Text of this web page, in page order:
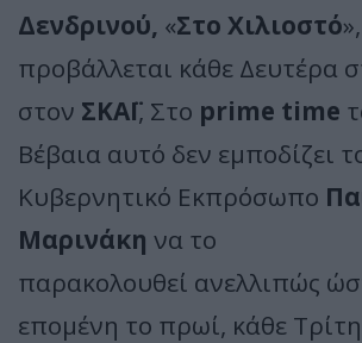
Δενδρινού, «Στο Χιλιοστό
προβάλλεται κάθε Δευτέρα
στον ΣΚΑΪ, Στο prime time
Βέβαια αυτό δεν εμποδίζει
Κυβερνητικό Εκπρόσωπο
Μαρινάκη να το
παρακολουθεί ανελλιπώς
επομένη το πρωί, κάθε